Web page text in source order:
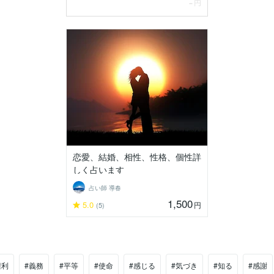
恋愛、結婚、相性、性格、個性詳
しく占います
占い師 導春
5.0 (5) 1,500円
#義務 #平等 #使命 #感じる #気づき #知る #感謝